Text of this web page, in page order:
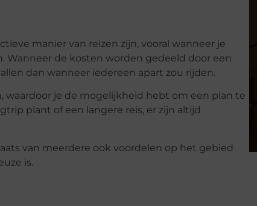
manier van reizen zijn, vooral wanneer je
de kosten worden gedeeld door een
dan wanneer iedereen apart zou rijden.
je de mogelijkheid hebt om een plan te
plant of een langere reis, er zijn altijd
van meerdere ook voordelen op het gebied
is.